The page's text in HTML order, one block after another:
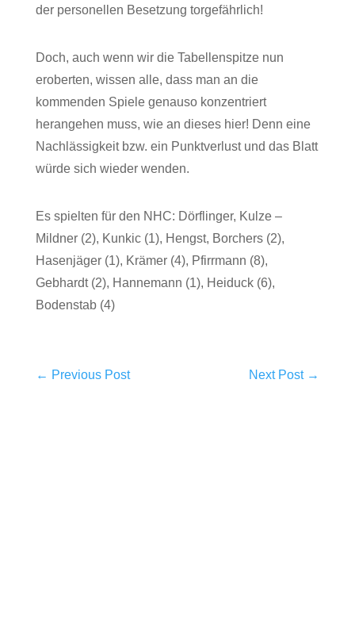
der personellen Besetzung torgefährlich!
Doch, auch wenn wir die Tabellenspitze nun
eroberten, wissen alle, dass man an die
kommenden Spiele genauso konzentriert
herangehen muss, wie an dieses hier! Denn eine
Nachlässigkeit bzw. ein Punktverlust und das Blatt
würde sich wieder wenden.
Es spielten für den NHC: Dörflinger, Kulze –
Mildner (2), Kunkic (1), Hengst, Borchers (2),
Hasenjäger (1), Krämer (4), Pfirrmann (8),
Gebhardt (2), Hannemann (1), Heiduck (6),
Bodenstab (4)
← Previous Post Next Post→